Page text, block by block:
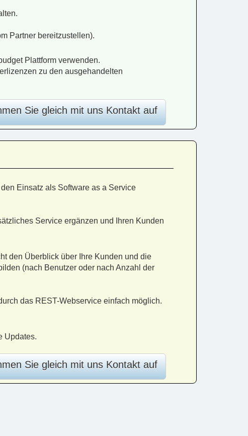
Partner bereitzustellen).
Plattform verwenden.
zu den ausgehandelten
Sie gleich mit uns Kontakt auf
Einsatz als Software as a Service
Service ergänzen und Ihren Kunden
den Überblick über Ihre Kunden und die
(nach Benutzer oder nach Anzahl der
das REST-Webservice einfach möglich.
Updates.
Sie gleich mit uns Kontakt auf